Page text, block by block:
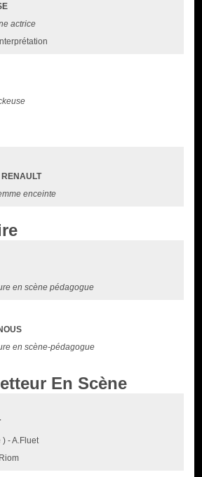
actrice
RENAULT
enceinte
en scène pédagogue
en scène-pédagogue
En Scène
- A.Fluet